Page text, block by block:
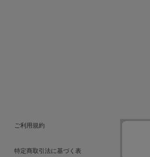
ご利用規約
特定商取引法に基づく表